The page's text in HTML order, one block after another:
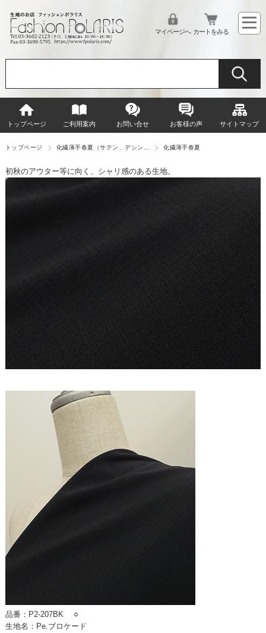
マイページへ カートをみる
トップページ ご利用案内 お問い合せ お客様の声 サイトマップ
トップページ 化繊薄手春夏（サテン、デシン… 化繊薄手春夏
初秋のアウター等に向く、シャリ感のある生地。
品番：P2-207BK○
生地名：Pe.ブロケード